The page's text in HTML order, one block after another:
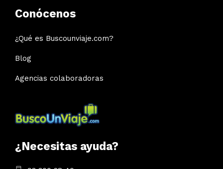
Conócenos
¿Qué es Buscounviaje.com?
Blog
Agencias colaboradoras
¿Necesitas ayuda?